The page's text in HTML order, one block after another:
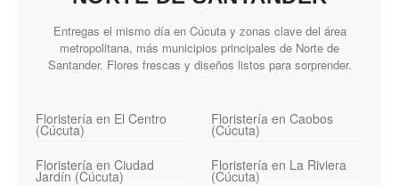
Entregas el mismo día en Cúcuta y zonas clave del área
metropolitana, más municipios principales de Norte de
Santander. Flores frescas y diseños listos para sorprender.
Floristería en El Centro
(Cúcuta)
Floristería en Caobos
(Cúcuta)
Floristería en Ciudad
Jardín (Cúcuta)
Floristería en La Riviera
(Cúcuta)